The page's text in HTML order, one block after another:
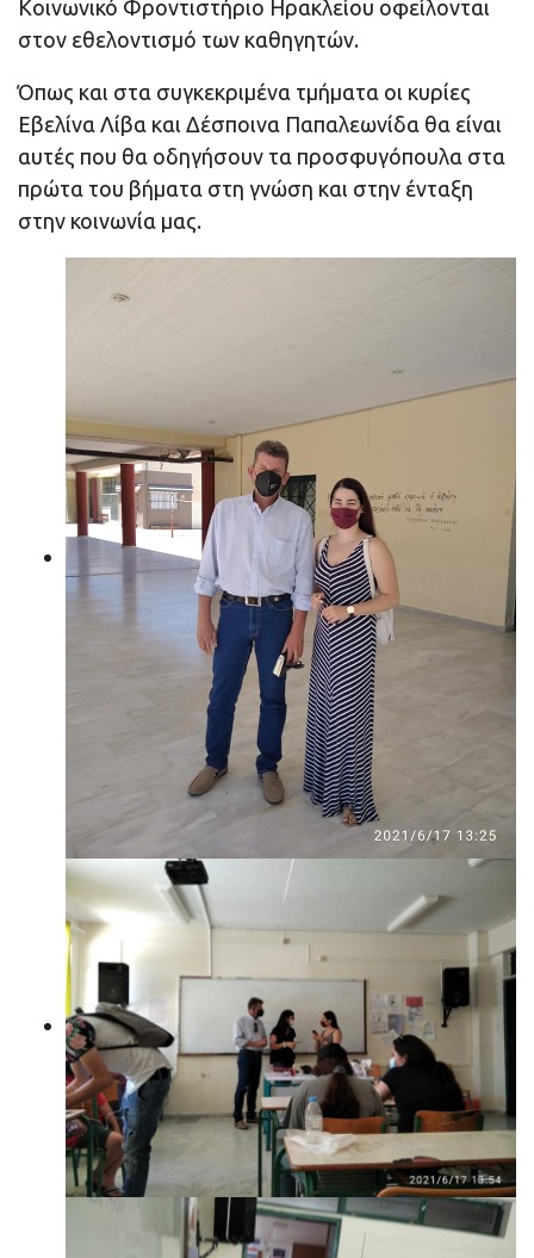
Κοινωνικό Φροντιστήριο Ηρακλείου οφείλονται
στον εθελοντισμό των καθηγητών.
Όπως και στα συγκεκριμένα τμήματα οι κυρίες
Εβελίνα Λίβα και Δέσποινα Παπαλεωνίδα θα είναι
αυτές που θα οδηγήσουν τα προσφυγόπουλα στα
πρώτα του βήματα στη γνώση και στην ένταξη
στην κοινωνία μας.